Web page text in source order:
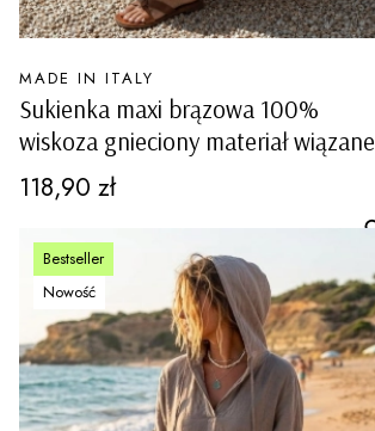
Sukienka maxi brązowa 100%
wiskoza gnieciony materiał wiązane
ramiączka luźny fason boho Rialto
PRODUCENT
MADE IN ITALY
Cena
118,90 zł
Bestseller
Nowość